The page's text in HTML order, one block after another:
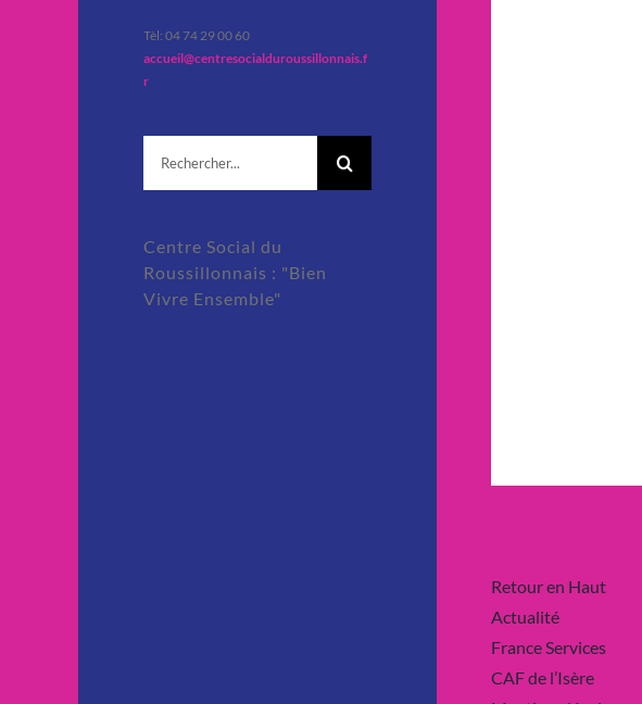
Tèl: 04 74 29 00 60
accueil@centresocialduroussillonnais.f
r
Centre Social du
Roussillonnais : "Bien
Vivre Ensemble"
Retour en Haut
Actualité
France Services
CAF de l’Isère